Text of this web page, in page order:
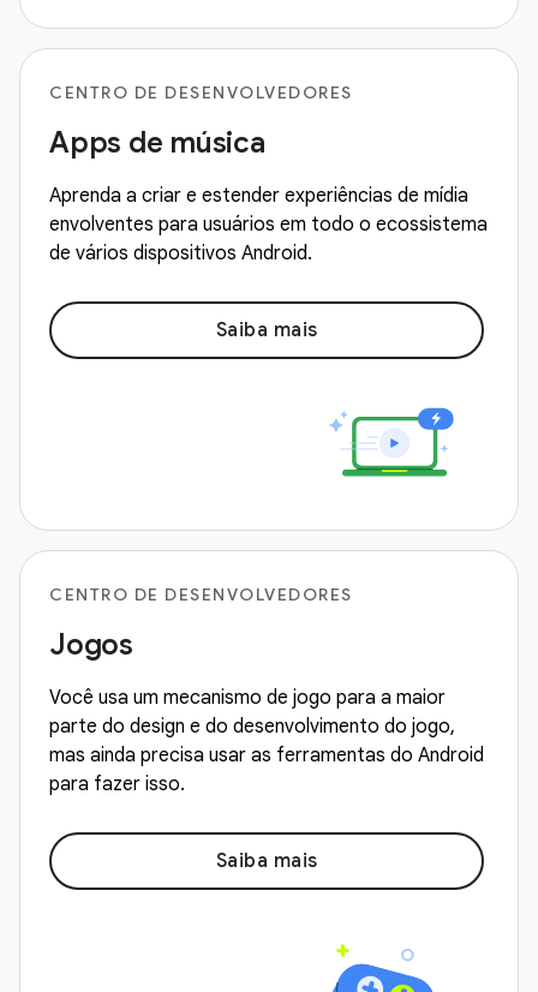
CENTRO DE DESENVOLVEDORES
Apps de música
Aprenda a criar e estender experiências de mídia
envolventes para usuários em todo o ecossistema
de vários dispositivos Android.
Saiba mais
CENTRO DE DESENVOLVEDORES
Jogos
Você usa um mecanismo de jogo para a maior
parte do design e do desenvolvimento do jogo,
mas ainda precisa usar as ferramentas do Android
para fazer isso.
Saiba mais